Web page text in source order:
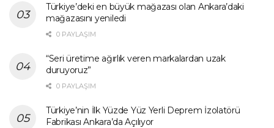
Türkiye’deki en büyük mağazası olan Ankara’daki
mağazasını yeniledi
0 PAYLAŞIM
“Seri üretime ağırlık veren markalardan uzak
duruyoruz”
0 PAYLAŞIM
Türkiye’nin İlk Yüzde Yüz Yerli Deprem İzolatörü
Fabrikası Ankara’da Açılıyor